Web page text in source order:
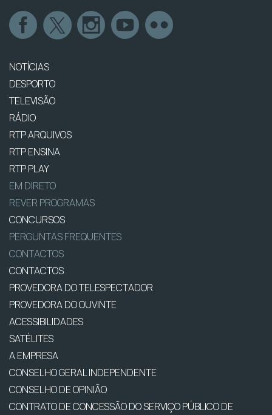
NOTÍCIAS
DESPORTO
TELEVISÃO
RÁDIO
RTP ARQUIVOS
RTP ENSINA
RTP PLAY
EM DIRETO
REVER PROGRAMAS
CONCURSOS
PERGUNTAS FREQUENTES
CONTACTOS
CONTACTOS
PROVEDORA DO TELESPECTADOR
PROVEDORA DO OUVINTE
ACESSIBILIDADES
SATÉLITES
A EMPRESA
CONSELHO GERAL INDEPENDENTE
CONSELHO DE OPINIÃO
CONTRATO DE CONCESSÃO DO SERVIÇO PÚBLICO DE